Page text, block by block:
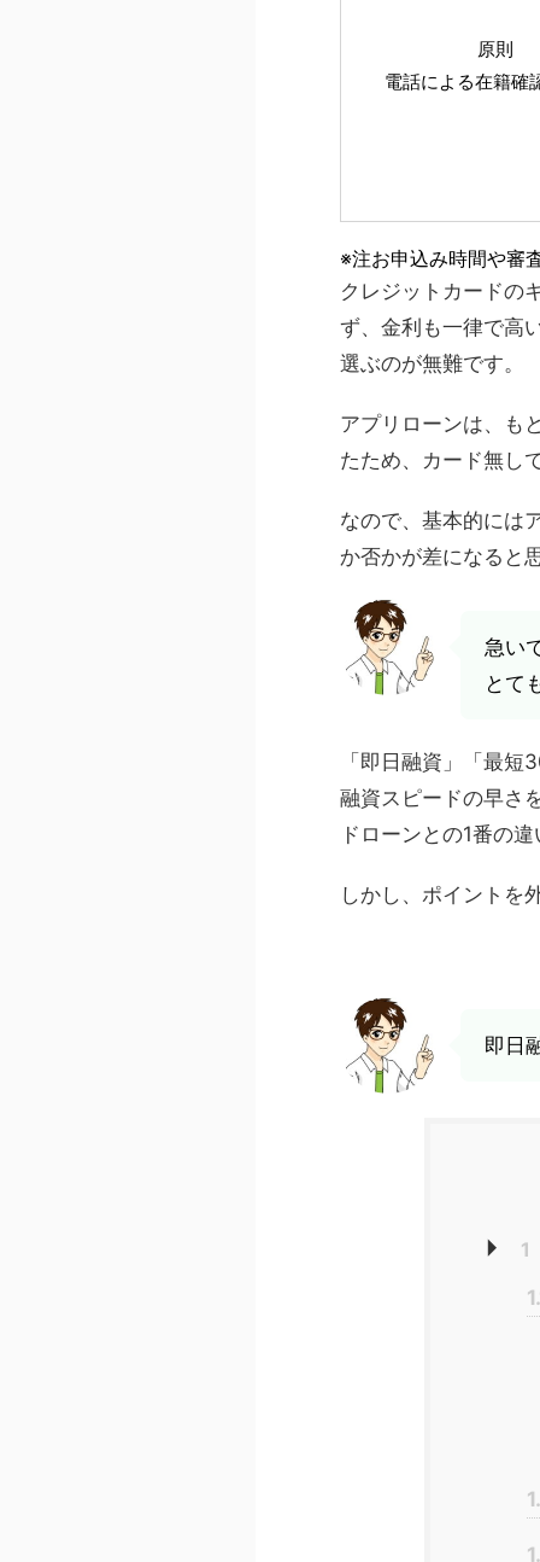
原則
電話による在籍
※注お申込み時間や審
クレジットカードの
ず、金利も一律で高
選ぶのが無難です。
アプリローンは、も
たため、カード無し
なので、基本的には
か否かが差になると
急い
とて
「即日融資」「最
融資スピードの早さ
ドローンとの1番の
しかし、ポイントを
即日
1